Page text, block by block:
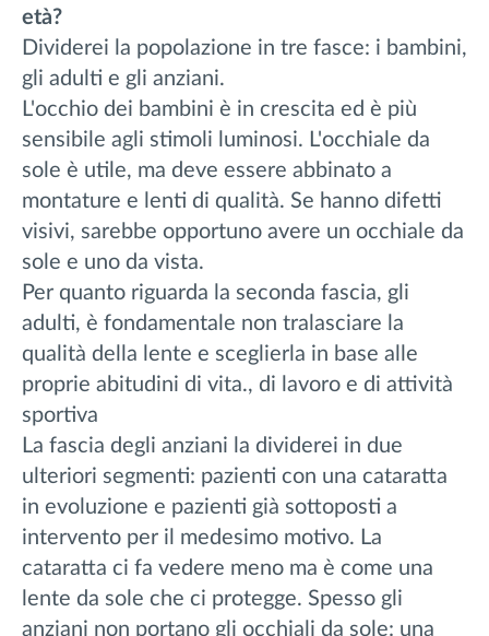
età?
Dividerei la popolazione in tre fasce: i bambini,
gli adulti e gli anziani.
L'occhio dei bambini è in crescita ed è più
sensibile agli stimoli luminosi. L'occhiale da
sole è utile, ma deve essere abbinato a
montature e lenti di qualità. Se hanno difetti
visivi, sarebbe opportuno avere un occhiale da
sole e uno da vista.
Per quanto riguarda la seconda fascia, gli
adulti, è fondamentale non tralasciare la
qualità della lente e sceglierla in base alle
proprie abitudini di vita., di lavoro e di attività
sportiva
La fascia degli anziani la dividerei in due
ulteriori segmenti: pazienti con una cataratta
in evoluzione e pazienti già sottoposti a
intervento per il medesimo motivo. La
cataratta ci fa vedere meno ma è come una
lente da sole che ci protegge. Spesso gli
anziani non portano gli occhiali da sole: una